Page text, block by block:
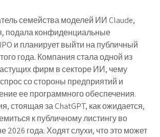
семейства моделей ИИ Claude,
подала конфиденциальные
и планирует выйти на публичный
года. Компания стала одной из
фирм в секторе ИИ, чему
со стороны предприятий и
ее программного обеспечения.
стоящая за ChatGPT, как ожидается,
к публичному листингу во
2026 года. Ходят слухи, что это может